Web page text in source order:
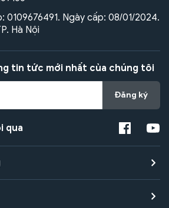
0109676491. Ngày cấp: 08/01/2024.
Hà Nội
tin tức mới nhất của chúng tôi
Đăng ký
qua